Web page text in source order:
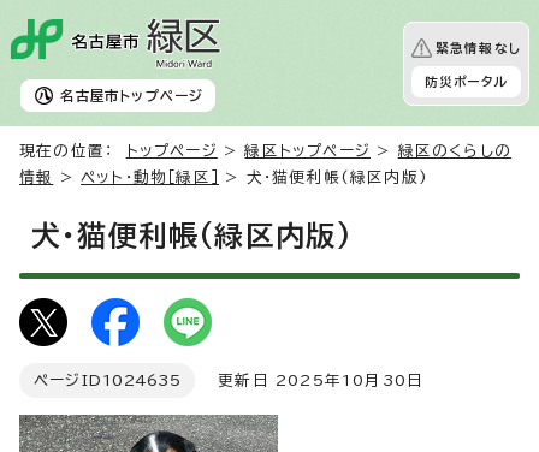
名古屋市 トップページ
緊急情報なし
防災ポータル
現在の位置： トップページ >緑区トップページ > 緑区のくらしの
情報
>ペット・動物［緑区］ > 犬・猫便利帳(緑区内版)
犬・猫便利帳(緑区内版)
ページID 1024635 更新日 2025年10月30日